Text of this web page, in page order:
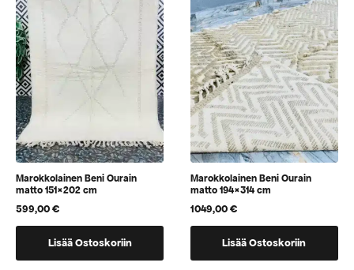
Marokkolainen Beni Ourain
matto 151×202 cm
599,00€
Lisää Ostoskoriin
Marokkolainen Beni Ourain
matto 194×314 cm
1049,00€
Lisää Ostoskoriin